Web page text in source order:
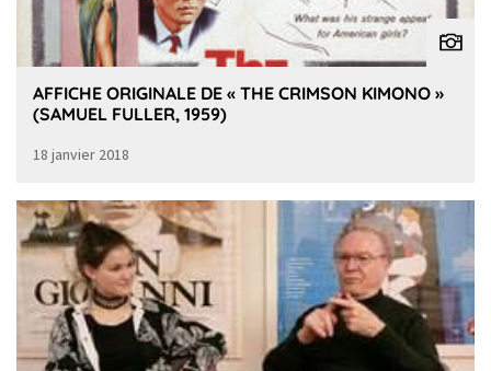
AFFICHE ORIGINALE DE « THE CRIMSON KIMONO »
(SAMUEL FULLER, 1959)
18 janvier 2018